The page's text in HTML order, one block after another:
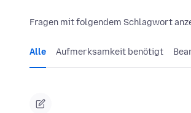
Fragen mit folgendem Schlagwort
Alle Aufmerksamkeit benötigt